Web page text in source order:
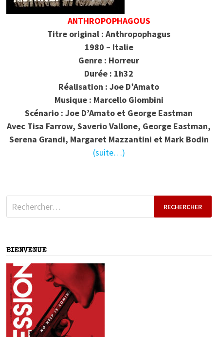
ANTHROPOPHAGOUS
Titre original : Anthropophagus
1980 – Italie
Genre : Horreur
Durée : 1h32
Réalisation : Joe D’Amato
Musique : Marcello Giombini
Scénario : Joe D’Amato et George Eastman
Avec Tisa Farrow, Saverio Vallone, George Eastman,
Serena Grandi, Margaret Mazzantini et Mark Bodin
(suite…)
Rechercher :
BIENVENUE